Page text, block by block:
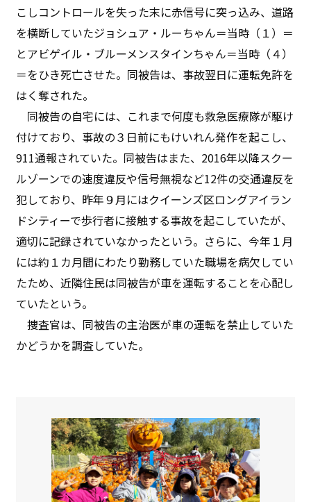
こしコントロールを失った末に赤信号に突っ込み、道路
を横断していたジョシュア・ルーちゃん＝当時（１）＝
とアビゲイル・ブルーメンスタインちゃん＝当時（４）
＝をひき死亡させた。同被告は、事故翌日に運転免許を
はく奪された。
同被告の自宅には、これまで何度も救急医療隊が駆け
付けており、事故の３日前にもけいれん発作を起こし、
911通報されていた。同被告はまた、2016年以降スクー
ルゾーンでの速度違反や信号無視など12件の交通違反を
犯しており、昨年９月にはクイーンズ区ロングアイラン
ドシティーで歩行者に接触する事故を起こしていたが、
適切に記録されていなかったという。さらに、今年１月
には約１カ月間にわたり勤務していた職場を病欠してい
たため、近隣住民は同被告が車を運転することを心配し
ていたという。
捜査官は、同被告の主治医が車の運転を禁止していた
かどうかを調査していた。